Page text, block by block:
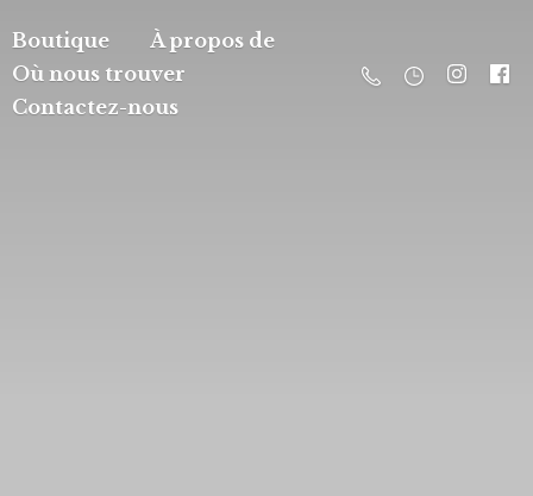
Boutique
À propos de
Où nous trouver
Contactez-nous